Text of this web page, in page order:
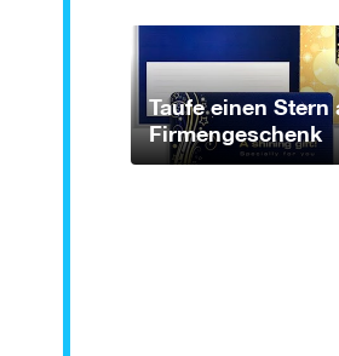
Taufe einen Stern
Firmengeschenk